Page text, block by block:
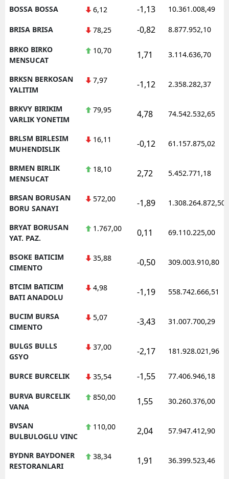
BOSSA BOSSA 6,12 -1,13 10.361.008,49
BRISA BRISA 78,25 -0,82 8.877.952,10
BRKO BIRKO
MENSUCAT
10,70 1,71 3.114.636,70
BRKSN BERKOSAN
YALITIM
7,97 -1,12 2.358.282,37
BRKVY BIRIKIM
VARLIK YONETIM
79,95 4,78 74.542.532,65
BRLSM BIRLESIM
MUHENDISLIK
16,11 -0,12 61.157.875,02
BRMEN BIRLIK
MENSUCAT
18,10 2,72 5.452.771,18
BRSAN BORUSAN
BORU SANAYI
572,00 -1,89 1.308.264.872,50
BRYAT BORUSAN
YAT. PAZ.
1.767,00 0,11 69.110.225,00
BSOKE BATICIM
CIMENTO
35,88 -0,50 309.003.910,80
BTCIM BATICIM
BATI ANADOLU
4,98 -1,19 558.742.666,51
BUCIM BURSA
CIMENTO
5,07 -3,43 31.007.700,29
BULGS BULLS
GSYO
37,00 -2,17 181.928.021,96
BURCE BURCELIK 35,54 -1,55 77.406.946,18
BURVA BURCELIK
VANA
850,00 1,55 30.260.376,00
BVSAN
BULBULOGLU VINC
110,00 2,04 57.947.412,90
BYDNR BAYDONER
RESTORANLARI
38,34 1,91 36.399.523,46